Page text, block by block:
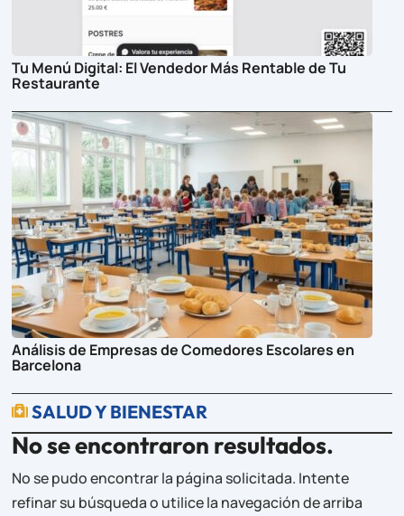
Tu Menú Digital: El Vendedor Más Rentable de Tu
Restaurante
Análisis de Empresas de Comedores Escolares en
Barcelona
 SALUD Y BIENESTAR
No se encontraron resultados.
No se pudo encontrar la página solicitada. Intente
refinar su búsqueda o utilice la navegación de arriba